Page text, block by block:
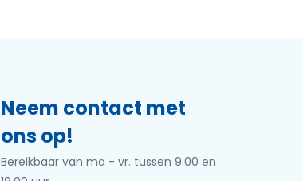
Neem contact met
ons op!
Bereikbaar van ma - vr. tussen 9.00 en